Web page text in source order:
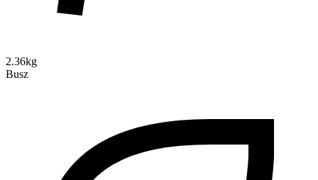
2.36kg
Busz